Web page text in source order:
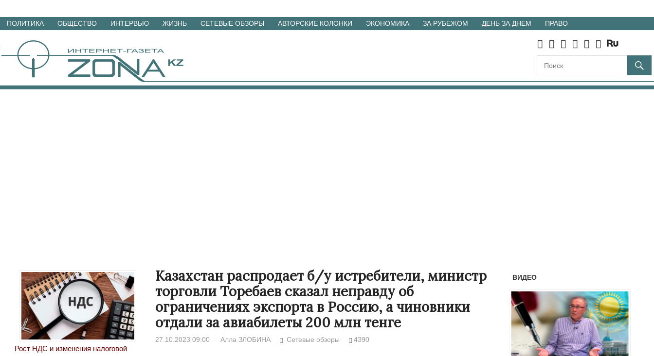
Перейти
материалам
ПОЛИТИКА ОБЩЕСТВО ИНТЕРВЬЮ ЖИЗНЬ СЕТЕВЫЕ ОБЗОРЫ АВТОРСКИЕ КОЛОНКИ ЭКОНОМИКА ЗА РУБЕЖОМ ДЕНЬ ЗА ДНЕМ ПРАВО
Казахстан распродает б/у истребители, министр
торговли Торебаев сказал неправду об
ограничениях экспорта в Россию, а чиновники
отдали за авиабилеты 200 млн тенге
27.10.2023 09:00 Алла ЗЛОБИНА Сетевые обзоры 4390
Рост НДС и изменения налоговой
ВИДЕО